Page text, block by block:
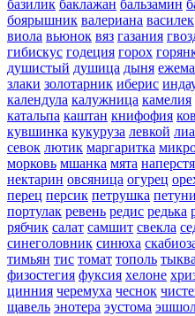
базилик баклажан бальзамин
боярышник валериана василек
виола вьюнок вяз газания
гибискус годеция горох
душистый душица дыня
злаки золотарник иберис
календула калужница камелия
катальпа каштан книфофия
кувшинка кукуруза левкой
севок лютик маргаритка
морковь мшанка мята
нектарин овсяница огурец
перец персик петрушка
портулак ревень редис редька
рябчик салат самшит свекла
синеголовник синюха
тимьян тис томат тополь тыква
физостегия фуксия хелоне
цинния черемуха чеснок
щавель энотера эустома